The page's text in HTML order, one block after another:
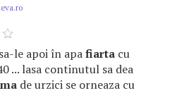
le apoi în apafiarta cu
... lasa continutul sa dea
de urzici se orneaza cu